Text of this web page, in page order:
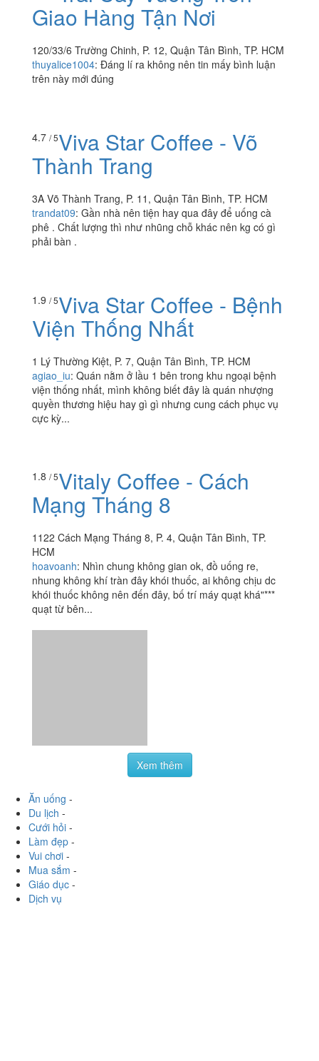
3.8/ 5Trái Cây Vuông Tròn -
Giao Hàng Tận Nơi
trên này mới đúng
Thành Trang
3A Võ Thành Trang, P. 11, Quận Tân Bình, TP. HCM
trandat09
Gần nhà nên tiện hay qua đây để uống cà
phải bàn .
1.9 / 5Viva Star Coffee - Bệnh
Viện Thống Nhất
1 Lý Thường Kiệt, P. 7, Quận Tân Bình, TP. HCM
agiao_iu
Quán nằm ở lầu 1 bên trong khu ngoại bệnh
viện thống nhất, mình không biết đây là quán nhượng
quyền thương hiệu hay gì gì nhưng cung cách phục vụ
cực kỳ...
hoavoanh:Nhìn chung không gian ok, đồ uống re,
nhung không khí tràn đây khói thuốc, ai không chịu dc
khói thuốc không nên đến đây, bố trí máy quạt khá"***
quạt từ bên...
Ăn uống-
Du lịch-
Cưới hỏi